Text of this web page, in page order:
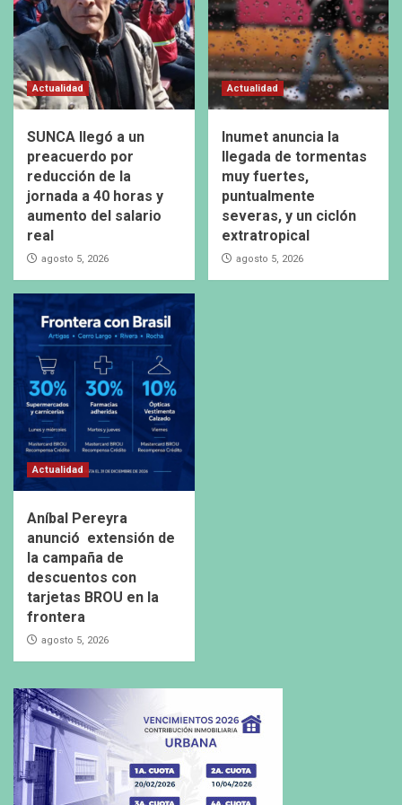
Actualidad
SUNCA llegó a un
preacuerdo por
reducción de la
jornada a 40 horas y
aumento del salario
real
agosto 5, 2026
Actualidad
Inumet anuncia la
llegada de tormentas
muy fuertes,
puntualmente
severas, y un ciclón
extratropical
agosto 5, 2026
Actualidad
Aníbal Pereyra
anunció extensión de
la campaña de
descuentos con
tarjetas BROU en la
frontera
agosto 5, 2026